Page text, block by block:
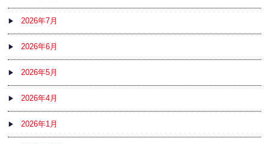
2026年7月
2026年6月
2026年5月
2026年4月
2026年1月